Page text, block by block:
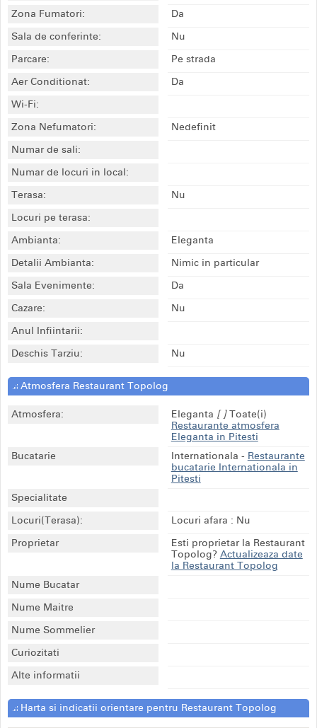
Zona Fumatori:
Da
Sala de conferinte:
Nu
Parcare:
Pe strada
Aer Conditionat:
Da
Wi-Fi:
Zona Nefumatori:
Nedefinit
Numar de sali:
Numar de locuri in local:
Terasa:
Nu
Locuri pe terasa:
Ambianta:
Eleganta
Detalii Ambianta:
Nimic in particular
Sala Evenimente:
Da
Cazare:
Nu
Anul Infiintarii:
Deschis Tarziu:
Nu
Atmosfera Restaurant Topolog
Atmosfera: Eleganta [ ]Toate(i)
Restaurante atmosfera
Eleganta in Pitesti
Bucatarie
Internationala - Restaurante
bucatarie Internationala in
Pitesti
Specialitate
Locuri(Terasa):
Locuri afara : Nu
Proprietar
Esti proprietar la Restaurant
Topolog? Actualizeaza date
la Restaurant Topolog
Nume Bucatar
Nume Maitre
Nume Sommelier
Curiozitati
Alte informatii
Harta si indicatii orientare pentru Restaurant Topolog